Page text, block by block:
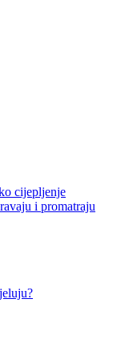
cijepljenje
i promatraju